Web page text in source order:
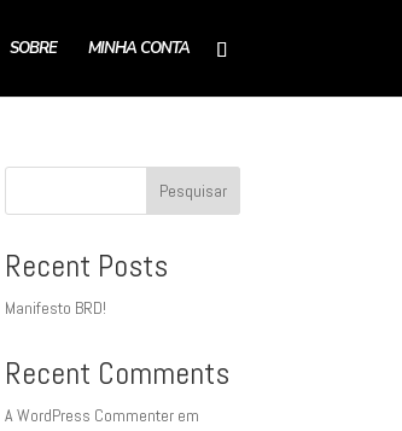
SOBRE MINHA CONTA
Pesquisar
Recent Posts
Manifesto BRD!
Recent Comments
A WordPress Commenter em